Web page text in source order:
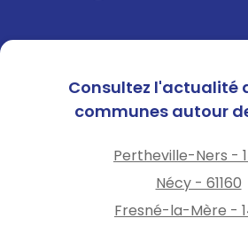
Consultez l'actualité
communes autour
Pertheville-Ners -
Nécy - 61160
Fresné-la-Mère -